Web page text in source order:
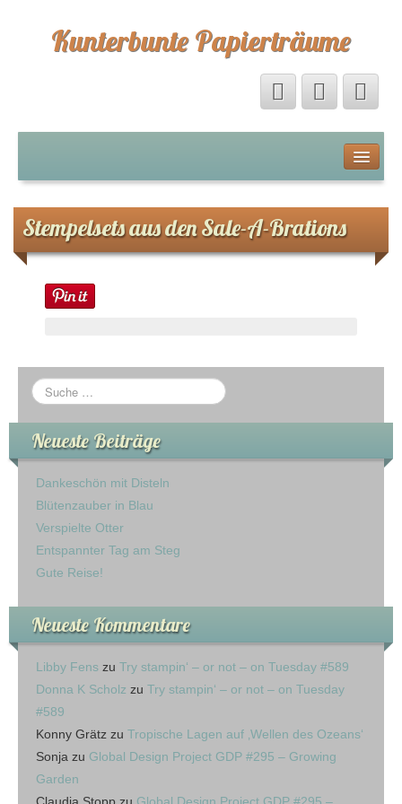
Kunterbunte Papierträume
Über mich
Stampin Up von A-Z
Farben
Stanzschablonen
Prägefolder
Stempel
Gastgeberinnen-Sets
Hintergrundstempel
Sale-A-Bration 2011
Sale-A-Bration 2013
Sale-A-Bration 2015
Sale-A-Bration 2016
Stempelsets aus den Sale-A-Brations
Neueste Beiträge
Dankeschön mit Disteln
Blütenzauber in Blau
Verspielte Otter
Entspannter Tag am Steg
Gute Reise!
Neueste Kommentare
Libby Fens zu Try stampin‘ – or not – on Tuesday #589
Donna K Scholz zu Try stampin‘ – or not – on Tuesday
#589
Konny Grätz zu Tropische Lagen auf ‚Wellen des Ozeans‘
Sonja zu Global Design Project GDP #295 – Growing
Garden